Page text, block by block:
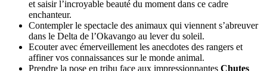
et saisir l’incroyable beauté du moment dans ce cadre
enchanteur.
Contempler le spectacle des animaux qui viennent s’abreuver
dans le Delta de l’Okavango au lever du soleil.
Ecouter avec émerveillement les anecdotes des rangers et
affiner vos connaissances sur le monde animal.
Prendre la pose en tribu face aux impressionnantes Chutes